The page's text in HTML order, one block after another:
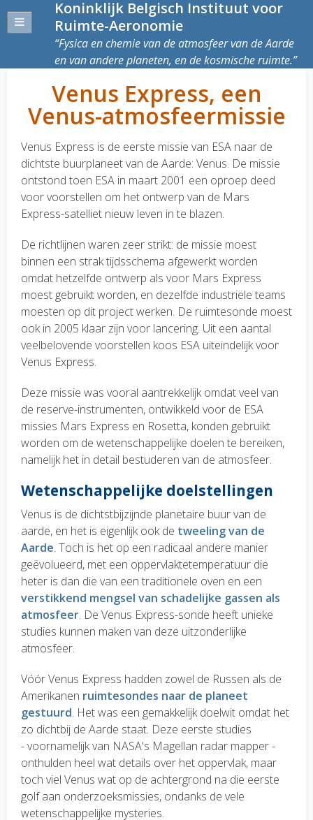
Koninklijk Belgisch Instituut voor
Ruimte-Aeronomie
Fysica en chemie van de atmosfeer van de Aarde
en van andere planeten, en de kosmische ruimte.
Venus Express, een
Venus-atmosfeermissie
Venus Express is de eerste missie van ESA naar de
dichtste buurplaneet van de Aarde: Venus. De missie
ontstond toen ESA in maart 2001 een oproep deed
voor voorstellen om het ontwerp van de Mars
Express-satelliet nieuw leven in te blazen.
De richtlijnen waren zeer strikt: de missie moest
binnen een strak tijdsschema afgewerkt worden
omdat hetzelfde ontwerp als voor Mars Express
moest gebruikt worden, en dezelfde industriële teams
moesten op dit project werken. De ruimtesonde moest
ook in 2005 klaar zijn voor lancering. Uit een aantal
veelbelovende voorstellen koos ESA uiteindelijk voor
Venus Express.
Deze missie was vooral aantrekkelijk omdat veel van
de reserve-instrumenten, ontwikkeld voor de ESA
missies Mars Express en Rosetta, konden gebruikt
worden om de wetenschappelijke doelen te bereiken,
namelijk het in detail bestuderen van de atmosfeer.
Wetenschappelijke doelstellingen
Venus is de dichtstbijzijnde planetaire buur van de
aarde, en het is eigenlijk ook de tweeling van de
Aarde. Toch is het op een radicaal andere manier
geëvolueerd, met een oppervlaktetemperatuur die
heter is dan die van een traditionele oven en een
verstikkend mengsel van schadelijke gassen als
atmosfeer. De Venus Express-sonde heeft unieke
studies kunnen maken van deze uitzonderlijke
atmosfeer.
Vóór Venus Express hadden zowel de Russen als de
Amerikanen ruimtesondes naar de planeet
gestuurd. Het was een gemakkelijk doelwit omdat het
zo dichtbij de Aarde staat. Deze eerste studies
- voornamelijk van NASA's Magellan radar mapper -
onthulden heel wat details over het oppervlak, maar
toch viel Venus wat op de achtergrond na die eerste
golf aan onderzoeksmissies, ondanks de vele
wetenschappelijke mysteries.